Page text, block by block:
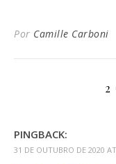
Por Camille Carboni
2
PINGBACK:
31 DE OUTUBRO DE 2020